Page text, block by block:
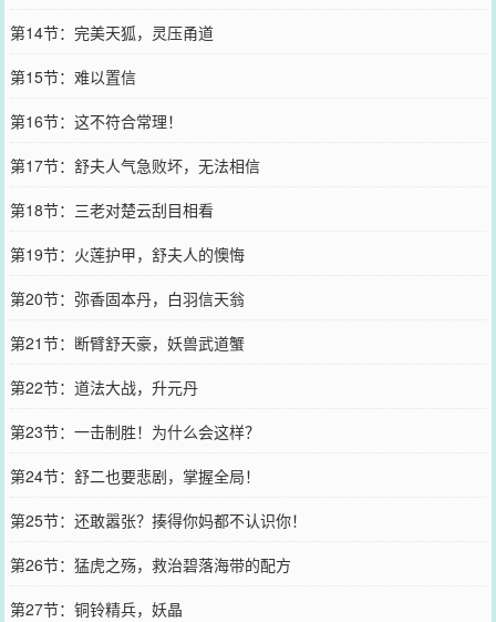
第14节：完美天狐，灵压甬道
第15节：难以置信
第16节：这不符合常理！
第17节：舒夫人气急败坏，无法相信
第18节：三老对楚云刮目相看
第19节：火莲护甲，舒夫人的懊悔
第20节：弥香固本丹，白羽信天翁
第21节：断臂舒天豪，妖兽武道蟹
第22节：道法大战，升元丹
第23节：一击制胜！为什么会这样？
第24节：舒二也要悲剧，掌握全局！
第25节：还敢嚣张？揍得你妈都不认识你！
第26节：猛虎之殇，救治碧落海带的配方
第27节：铜铃精兵，妖晶